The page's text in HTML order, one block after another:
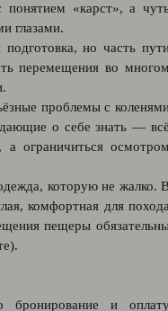
понятием «карст», а
глазами.
но часть
перемещения во
проблемы с
о себе знать —
ограничиться
которую не жалко.
комфортная для
пещеры
и